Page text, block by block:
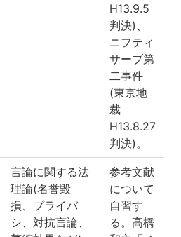
H13.9.5
判決)、
ニフティ
サーブ第
二事件
(東京地
裁
H13.8.27
判決)。
言論に関する法
理論(名誉毀
損、プライバ
シ、対抗言論、
参考文献
について
自習す
る。高橋